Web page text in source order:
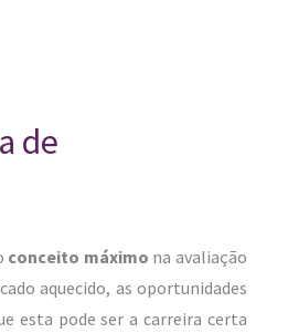
de
conceito máximo na avaliação
aquecido, as oportunidades
esta pode ser a carreira certa